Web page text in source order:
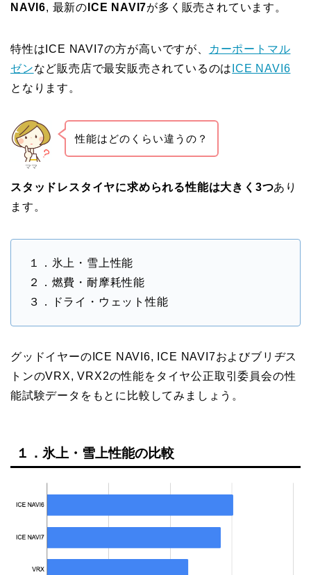
NAVI6, 最新の ICE NAVI7が多く販売されています。
特性はICE NAVI7の方が高いですが、
カーポートマル
ゼンなど販売店で最安販売されているのは ICE NAVI6
となります。
ママ
性能はどのくらい違うの？
スタッドレスタイヤに求められる性能は大きく3つあり
ます。
１．氷上・雪上性能
２．燃費・耐摩耗性能
３．ドライ・ウェット性能
グッドイヤーのICE NAVI6, ICE NAVI7およびブリヂス
トンのVRX, VRX2の性能をタイヤ公正取引委員会の性
能試験データをもとに比較してみましょう。
１．氷上・雪上性能の比較